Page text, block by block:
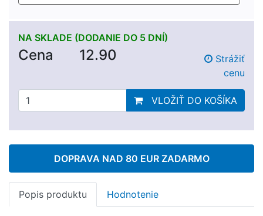
NA SKLADE (DODANIE DO 5 DNÍ)
Cena 12.90
Strážiť
cenu
VLOŽIŤ DO KOŠÍKA
DOPRAVA NAD 80 EUR ZADARMO
Popis produktu Hodnotenie